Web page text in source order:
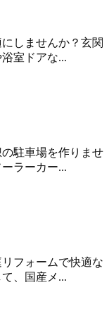
しませんか？玄関
室ドアな...
駐車場を作りませ
ラーカー...
フォームで快適な
、国産メ...